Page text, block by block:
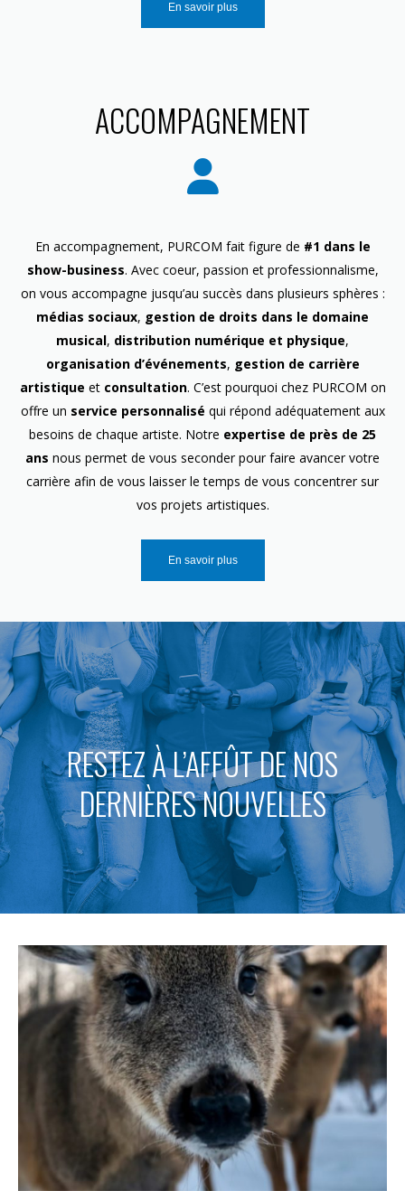
En savoir plus
ACCOMPAGNEMENT
En accompagnement, PURCOM fait figure de #1 dans le
show-business. Avec coeur, passion et professionnalisme,
on vous accompagne jusqu’au succès dans plusieurs sphères :
médias sociaux, gestion de droits dans le domaine
musical, distribution numérique et physique,
organisation d’événements, gestion de carrière
artistique etconsultation. C’est pourquoi chez PURCOM on
offre un service personnalisé qui répond adéquatement aux
besoins de chaque artiste. Notre expertise de près de 25
ans nous permet de vous seconder pour faire avancer votre
carrière afin de vous laisser le temps de vous concentrer sur
vos projets artistiques.
En savoir plus
RESTEZ À L’AFFÛT DE NOS
DERNIÈRES NOUVELLES